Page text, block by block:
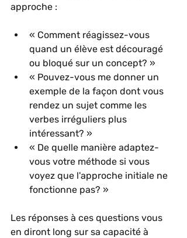
approche :
« Comment réagissez-vous
quand un élève est découragé
ou bloqué sur un concept? »
« Pouvez-vous me donner un
exemple de la façon dont vous
rendez un sujet comme les
verbes irréguliers plus
intéressant? »
« De quelle manière adaptez-
vous votre méthode si vous
voyez que l'approche initiale ne
fonctionne pas? »
Les réponses à ces questions vous
en diront long sur sa capacité à